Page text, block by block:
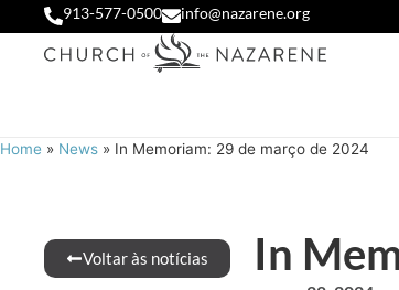
913-577-0500 info@nazarene.org
Home » News » In Memoriam: 29 de março de 2024
Voltar às notícias In